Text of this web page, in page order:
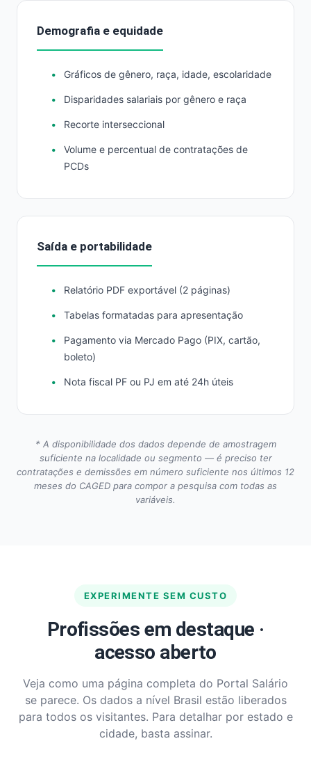
Demografia e equidade
Gráficos de gênero, raça, idade, escolaridade
Disparidades salariais por gênero e raça
Recorte interseccional
Volume e percentual de contratações de
PCDs
Saída e portabilidade
Relatório PDF exportável (2 páginas)
Tabelas formatadas para apresentação
Pagamento via Mercado Pago (PIX, cartão,
boleto)
Nota fiscal PF ou PJ em até 24h úteis
* A disponibilidade dos dados depende de amostragem
suficiente na localidade ou segmento — é preciso ter
contratações e demissões em número suficiente nos últimos 12
meses do CAGED para compor a pesquisa com todas as
variáveis.
EXPERIMENTE SEM CUSTO
Profissões em destaque ·
acesso aberto
Veja como uma página completa do Portal Salário
se parece. Os dados a nível Brasil estão liberados
para todos os visitantes. Para detalhar por estado e
cidade, basta assinar.